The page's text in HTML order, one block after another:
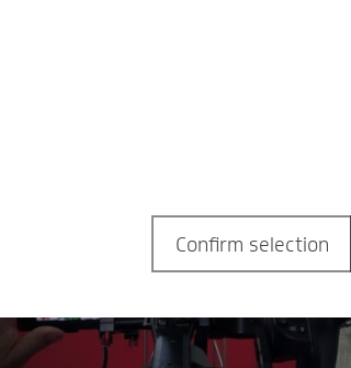
Confirm selection